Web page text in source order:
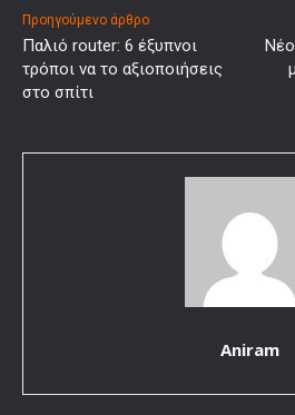
Προηγούμενο άρθρο
Παλιό router: 6 έξυπνοι
τρόποι να το αξιοποιήσεις
στο σπίτι
Aniram